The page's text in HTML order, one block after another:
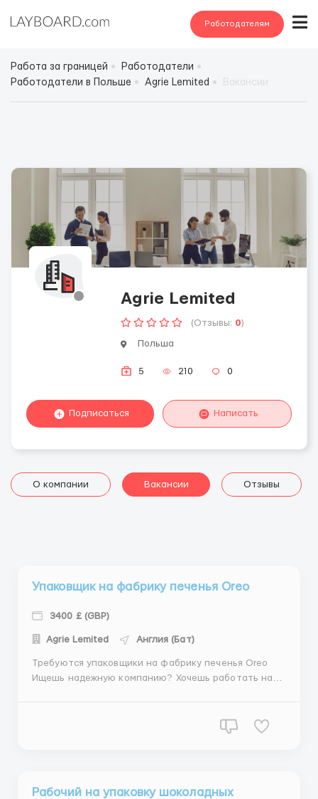
Работодателям
Работа за границей
Работодатели
Работодатели в Польше
Agrie Lemited
Agrie Lemited
(Отзывы: 0)
Польша
5 210 0
Подписаться Написать
О компании Вакансии Отзывы
Упаковщик на фабрику печенья Oreo
3400 £ (GBP)
Agrie Lemited Англия (Бат)
Требуются упаковщики на фабрику печенья Oreo
Ищешь надежную компанию? Хочешь работать на
оформления документов и выход на работу :)
Рабoчий на упакoвку шoкoладных